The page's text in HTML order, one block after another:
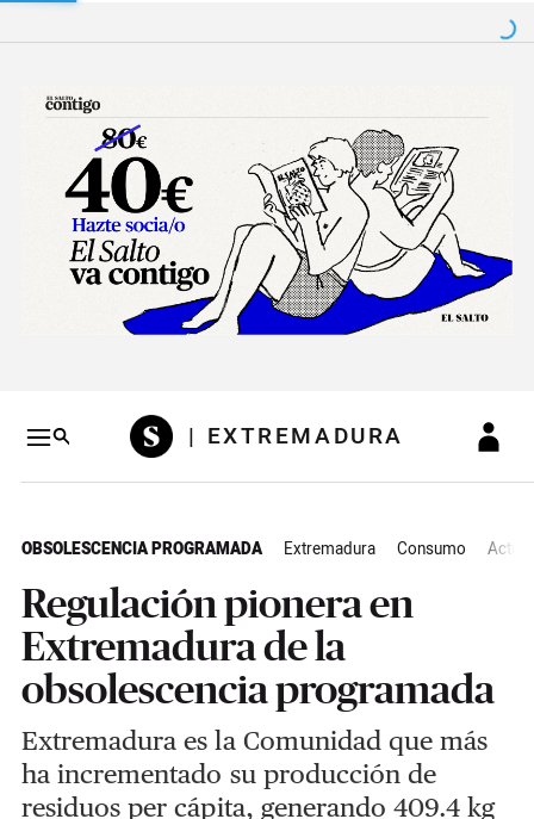
Salto a contenido
| EXTREMADURA
OBSOLESCENCIA PROGRAMADA Extremadura Consumo
Regulación pionera en
Extremadura de la
obsolescencia programada
Extremadura es la Comunidad que más
ha incrementado su producción de
residuos per cápita, generando 409.4 kg